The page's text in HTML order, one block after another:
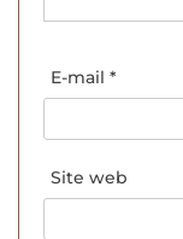
E-mail *
Site web